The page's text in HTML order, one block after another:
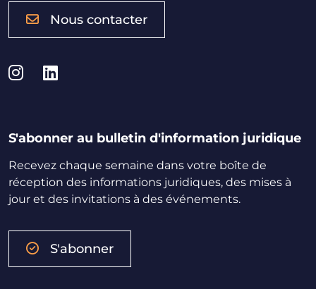
Nous contacter
Instagram
LinkedIn
S'abonner au bulletin d'information juridique
Recevez chaque semaine dans votre boîte de
réception des informations juridiques, des mises à
jour et des invitations à des événements.
S'abonner